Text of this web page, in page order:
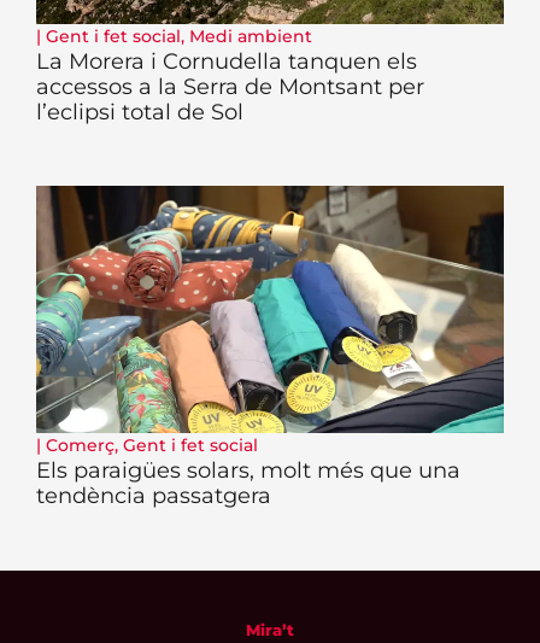
| Gent i fet social, Medi ambient
La Morera i Cornudella tanquen els
accessos a la Serra de Montsant per
l’eclipsi total de Sol
| Comerç, Gent i fet social
Els paraigües solars, molt més que una
tendència passatgera
Mira’t